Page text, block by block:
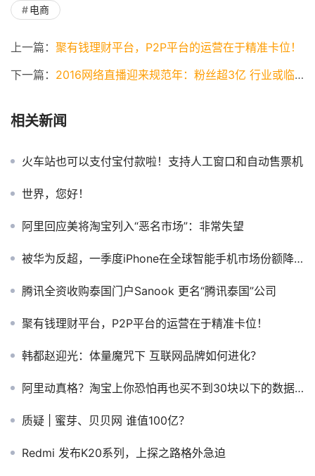
电商
上一篇： 聚有钱理财平台，P2P平台的运营在于精准卡位！
下一篇： 2016网络直播迎来规范年：粉丝超3亿 行业或临新拐点
相关新闻
火车站也可以支付宝付款啦！支持人工窗口和自动售票机
世界，您好！
阿里回应美将淘宝列入“恶名市场”：非常失望
被华为反超，一季度iPhone在全球智能手机市场份额降至第三
腾讯全资收购泰国门户Sanook 更名“腾讯泰国”公司
聚有钱理财平台，P2P平台的运营在于精准卡位！
韩都赵迎光：体量魔咒下 互联网品牌如何进化？
阿里动真格？淘宝上你恐怕再也买不到30块以下的数据线
质疑 | 蜜芽、贝贝网 谁值100亿？
Redmi 发布K20系列，上探之路格外急迫